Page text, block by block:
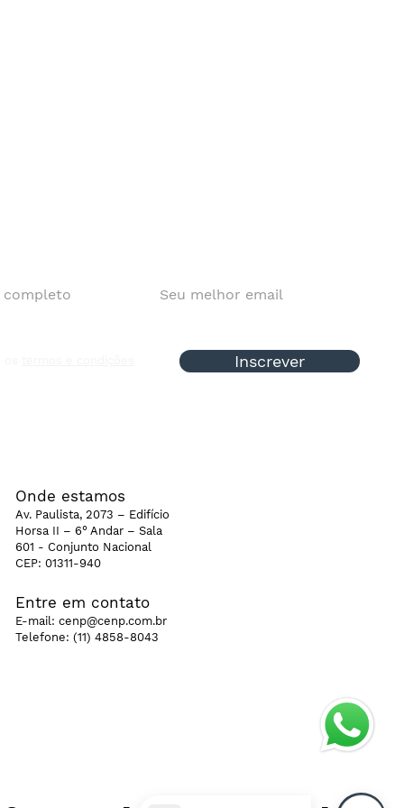
Inscrever
Onde estamos
Av. Paulista, 2073 – Edifício
Horsa II – 6° Andar – Sala
601 - Conjunto Nacional
CEP: 01311-940
Entre em contato
E-mail: cenp@cenp.com.br
Telefone: (11) 4858-8043